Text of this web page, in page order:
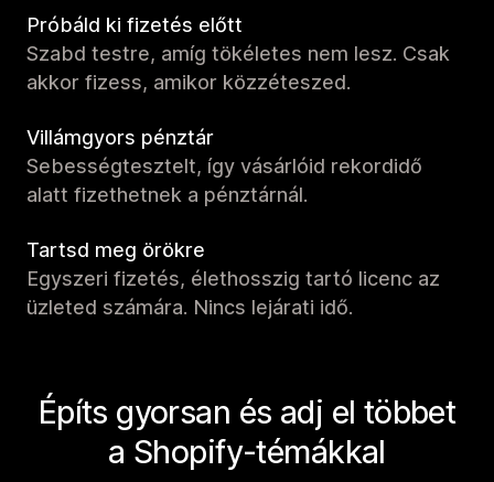
Próbáld ki fizetés előtt
Szabd testre, amíg tökéletes nem lesz. Csak
akkor fizess, amikor közzéteszed.
Villámgyors pénztár
Sebességtesztelt, így vásárlóid rekordidő
alatt fizethetnek a pénztárnál.
Tartsd meg örökre
Egyszeri fizetés, élethosszig tartó licenc az
üzleted számára. Nincs lejárati idő.
Építs gyorsan és adj el többet
a Shopify-témákkal